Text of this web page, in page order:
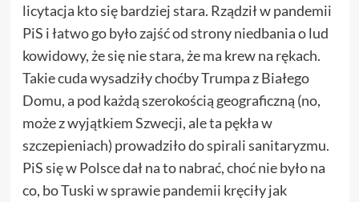
licytacja kto się bardziej stara. Rządził w pandemii
PiS i łatwo go było zajść od strony niedbania o lud
kowidowy, że się nie stara, że ma krew na rękach.
Takie cuda wysadziły choćby Trumpa z Białego
Domu, a pod każdą szerokością geograficzną (no,
może z wyjątkiem Szwecji, ale ta pękła w
szczepieniach) prowadziło do spirali sanitaryzmu.
PiS się w Polsce dał na to nabrać, choć nie było na
co, bo Tuski w sprawie pandemii kręciły jak